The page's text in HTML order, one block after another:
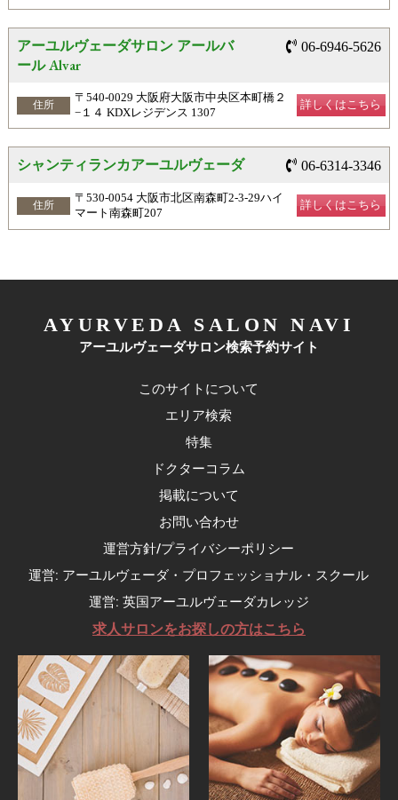
アーユルヴェーダサロン アールバ
ール Alvar
06-6946-5626
住所
〒540-0029 大阪府大阪市中央区本町橋２
−１４ KDXレジデンス 1307
詳しくはこちら
シャンティランカアーユルヴェーダ 06-6314-3346
住所
〒530-0054 大阪市北区南森町2-3-29ハイ
マート南森町207
詳しくはこちら
AYURVEDA SALON NAVI
アーユルヴェーダサロン検索予約サイト
このサイトについて
エリア検索
特集
ドクターコラム
掲載について
お問い合わせ
運営方針/プライバシーポリシー
運営: アーユルヴェーダ・プロフェッショナル・スクール
運営: 英国アーユルヴェーダカレッジ
求人サロンをお探しの方はこちら